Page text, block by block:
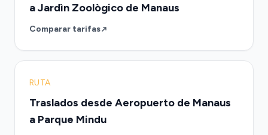
a Jardìn Zoològico de Manaus
Comparar tarifas
RUTA
Traslados desde Aeropuerto de Manaus
a Parque Mindu